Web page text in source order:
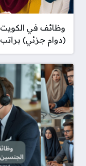
وظائف في الكويت
(دوام جزئي) براتب 150 دينارا وعمولة